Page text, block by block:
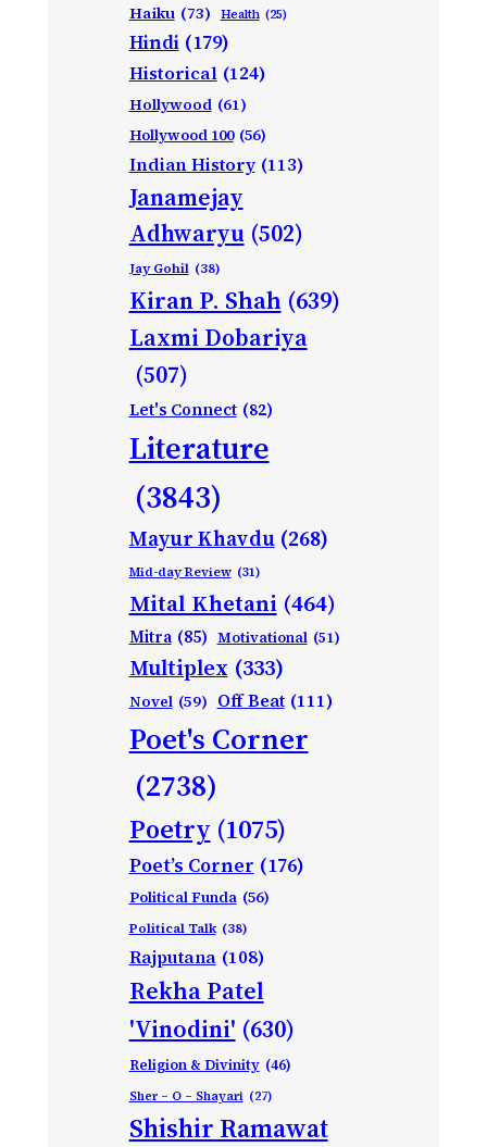
Haiku (73) Health (25)
Hindi (179)
Historical (124)
Hollywood (61)
Hollywood 100 (56)
Indian History (113)
Janamejay
Adhwaryu (502)
Jay Gohil (38)
Kiran P. Shah (639)
Laxmi Dobariya
(507)
Let's Connect (82)
Literature
(3843)
Mayur Khavdu (268)
Mid-day Review (31)
Mital Khetani (464)
Mitra (85) Motivational (51)
Multiplex (333)
Novel (59) Off Beat (111)
Poet's Corner
(2738)
Poetry (1075)
Poet’s Corner (176)
Political Funda (56)
Political Talk (38)
Rajputana (108)
Rekha Patel
'Vinodini' (630)
Religion & Divinity (46)
Sher – O – Shayari (27)
Shishir Ramawat